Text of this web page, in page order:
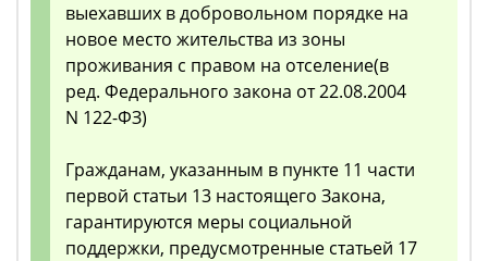
выехавших в добровольном порядке на
новое место жительства из зоны
проживания с правом на отселение(в
ред. Федерального закона от 22.08.2004
N 122-ФЗ)
Гражданам, указанным в пункте 11 части
первой статьи 13 настоящего Закона,
гарантируются меры социальной
поддержки, предусмотренные статьей 17